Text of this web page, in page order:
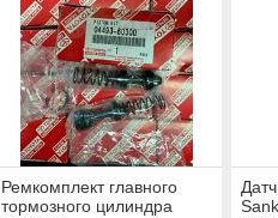
Ремкомплект главного
тормозного цилиндра